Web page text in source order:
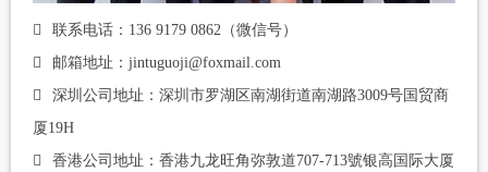
联系电话：136 9179 0862（微信号）
邮箱地址：jintuguoji@foxmail.com
深圳公司地址：深圳市罗湖区南湖街道南湖路3009号国贸商
厦19H
香港公司地址：香港九龙旺角弥敦道707-713號银高国际大厦